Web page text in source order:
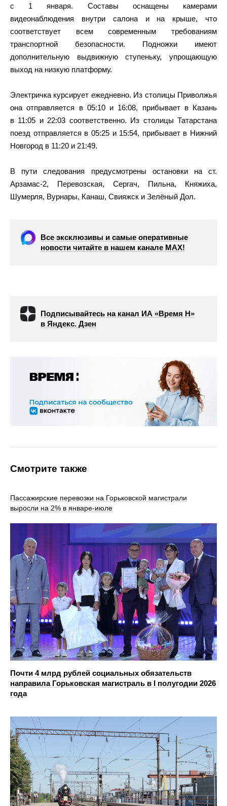
с 1 января. Составы оснащены камерами
видеонаблюдения внутри салона и на крыше, что
соответствует всем современным требованиям
транспортной безопасности. Подножки имеют
дополнительную выдвижную ступеньку, упрощающую
выход на низкую платформу.
Электричка курсирует ежедневно. Из столицы Приволжья
она отправляется в 05:10 и 16:08, прибывает в Казань
в 11:05 и 22:03 соответственно. Из столицы Татарстана
поезд отправляется в 05:25 и 15:54, прибывает в Нижний
Новгород в 11:20 и 21:49.
В пути следования предусмотрены остановки на ст.
Арзамас-2, Перевозская, Сергач, Пильна, Княжиха,
Шумерля, Вурнары, Канаш, Свияжск и Зелёный Дол.
Все эксклюзивы и самые оперативные
новости читайте в нашем канале МАХ!
Подписывайтесь на канал ИА «Время Н»
в Яндекс. Дзен
Смотрите также
Пассажирские перевозки на Горьковской магистрали
выросли на 2% в январе-июле
Почти 4 млрд рублей социальных обязательств
направила Горьковская магистраль в I полугодии 2026
года